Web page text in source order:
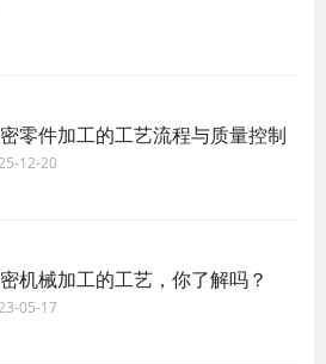
零件加工的工艺流程与质量控制
12-20
机械加工的工艺，你了解吗？
05-17